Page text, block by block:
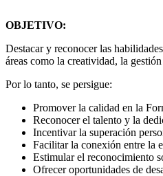
OBJETIVO:
Destacar y reconocer las
áreas como la creatividad, la
Por lo tanto, se persigue:
Promover la calidad en la
Reconocer el talento y la
Incentivar la superación
Facilitar la conexión entre la
Estimular el reconocimiento
Ofrecer oportunidades de